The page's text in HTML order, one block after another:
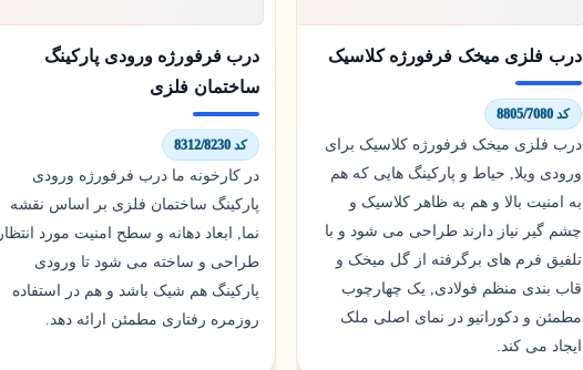
درب فلزی میخک فرفورژه کلاسیک
کد 8805/7080
درب فلزی میخک فرفورژه کلاسیک برای
ورودی ویلا, حیاط و پارکینگ هایی که هم
به امنیت بالا و هم به ظاهر کلاسیک و
چشم گیر نیاز دارند طراحی می شود و با
تلفیق فرم های برگرفته از گل میخک و
قاب بندی منظم فولادی, یک چهارچوب
مطمئن و دکوراتیو در نمای اصلی ملک
ایجاد می کند.
درب فرفورژه ورودی پارکینگ
ساختمان فلزی
کد 8312/8230
در کارخونه ما درب فرفورژه ورودی
پارکینگ ساختمان فلزی بر اساس نقشه
نما, ابعاد دهانه و سطح امنیت مورد انتظار
طراحی و ساخته می شود تا ورودی
پارکینگ هم شیک باشد و هم در استفاده
روزمره رفتاری مطمئن ارائه دهد.